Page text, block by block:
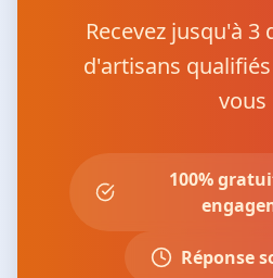
Recevez jusqu'à
d'artisans
vous
100%
Réponse